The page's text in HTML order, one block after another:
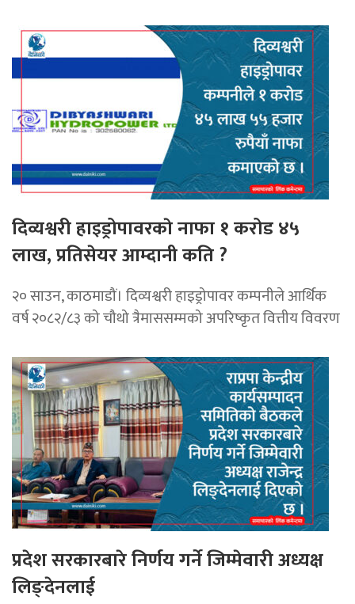
दिव्यश्वरी हाइड्रोपावरकाे नाफा १ करोड ४५
लाख, प्रतिसेयर आम्दानी कति ?
२० साउन, काठमाडौं। दिव्यश्वरी हाइड्रोपावर कम्पनीले आर्थिक
वर्ष २०८२/८३ को चौथो त्रैमाससम्मको अपरिष्कृत वित्तीय विवरण
प्रदेश सरकारबारे निर्णय गर्ने जिम्मेवारी अध्यक्ष
लिङ्देनलाई